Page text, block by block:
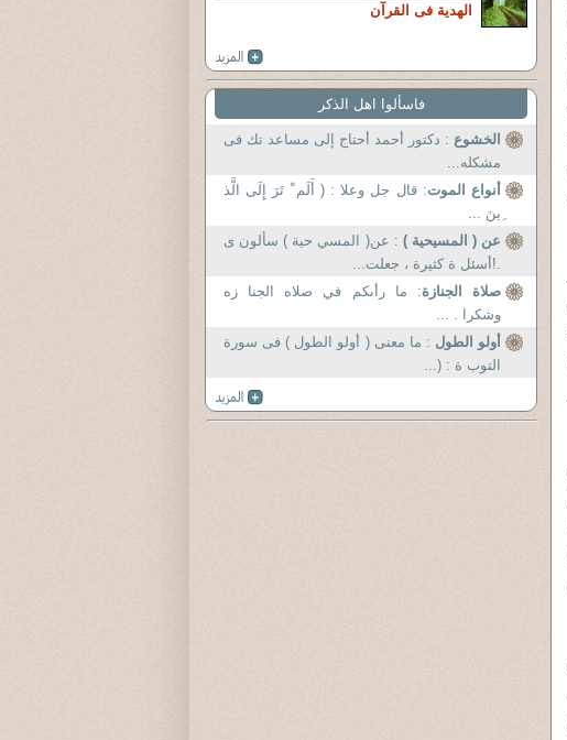
الهدية فى القرآن
فاسألوا اهل الذكر
الخشوع : دكتور أحمد أحتاج إلى مساعد تك فى
مشكله...
أنواع الموت: قال جل وعلا : ( أَلَم ْ تَرَ إِلَى الَّذ
ِينَ ...
عن ( المسيحية ) : عن( المسي حية ) سألون ى
.!أسئل ة كثيرة ، جعلت...
صلاة الجنازة: ما رأىكم في صلاه الجنا زه
وشكرا . ...
أولو الطول : ما معنى ( أولو الطول ) فى سورة
التوب ة : (...